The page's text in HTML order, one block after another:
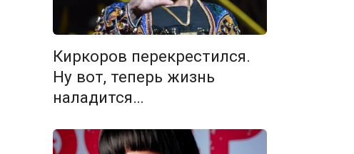
Киркоров перекрестился.
Ну вот, теперь жизнь
наладится…